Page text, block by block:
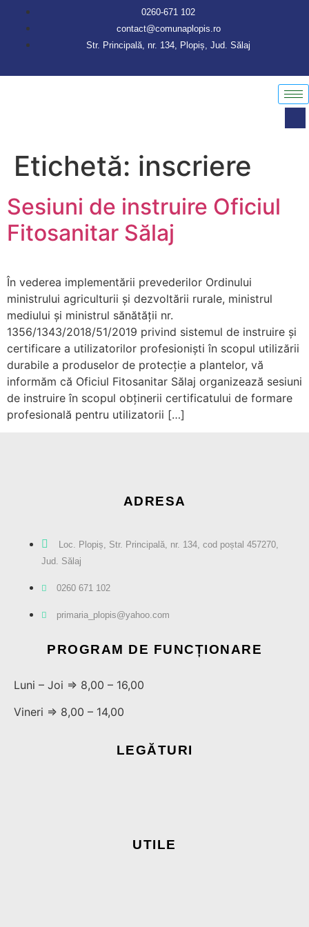
conținut
0260-671 102
contact@comunaplopis.ro
Str. Principală, nr. 134, Plopiș, Jud. Sălaj
Etichetă: inscriere
Sesiuni de instruire Oficiul
Fitosanitar Sălaj
În vederea implementării prevederilor Ordinului
ministrului agriculturii și dezvoltării rurale, ministrul
mediului și ministrul sănătății nr.
1356/1343/2018/51/2019 privind sistemul de instruire și
certificare a utilizatorilor profesioniști în scopul utilizării
durabile a produselor de protecție a plantelor, vă
informăm că Oficiul Fitosanitar Sălaj organizează sesiuni
de instruire în scopul obținerii certificatului de formare
profesională pentru utilizatorii […]
ADRESA
Loc. Plopiș, Str. Principală, nr. 134, cod poștal 457270,
Jud. Sălaj
0260 671 102
primaria_plopis@yahoo.com
PROGRAM DE FUNCȚIONARE
Luni – Joi ⇒ 8,00 – 16,00
Vineri ⇒ 8,00 – 14,00
LEGĂTURI
UTILE